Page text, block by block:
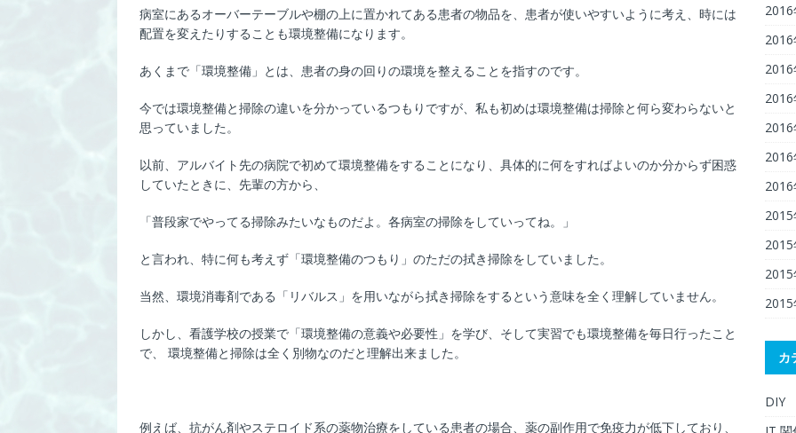
病室にあるオーバーテーブルや棚の上に置かれてある患者の物品を、患者が使いやすいように考え、時には
配置を変えたりすることも環境整備になります。
あくまで「環境整備」とは、患者の身の回りの環境を整えることを指すのです。
今では環境整備と掃除の違いを分かっているつもりですが、私も初めは環境整備は掃除と何ら変わらないと
思っていました。
以前、アルバイト先の病院で初めて環境整備をすることになり、具体的に何をすればよいのか分からず困惑
していたときに、先輩の方から、
「普段家でやってる掃除みたいなものだよ。各病室の掃除をしていってね。」
と言われ、特に何も考えず「環境整備のつもり」のただの拭き掃除をしていました。
当然、環境消毒剤である「リバルス」を用いながら拭き掃除をするという意味を全く理解していません。
しかし、看護学校の授業で「環境整備の意義や必要性」を学び、そして実習でも環境整備を毎日行ったこと
で、 環境整備と掃除は全く別物なのだと理解出来ました。
例えば、抗がん剤やステロイド系の薬物治療をしている患者の場合、薬の副作用で免疫力が低下しており、
カ
DIY